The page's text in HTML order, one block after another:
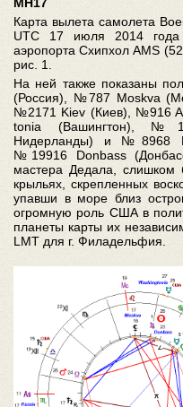
Карта вылета самолета
UTC 17 июля 2014 года
аэропорта Схипхол AMS
рис. 1.
На ней также показаны
(Россия), №787 Moskva
№2171 Kiev (Киев), №916
tonia (Вашингтон),
Нидерланды) и №8968
№19916 Donbass
мастера Дедала, слишком
крыльях, скрепленных
упавши в море близ
огромную роль США в
планеты карты их
LMT для г. Филадельфия.